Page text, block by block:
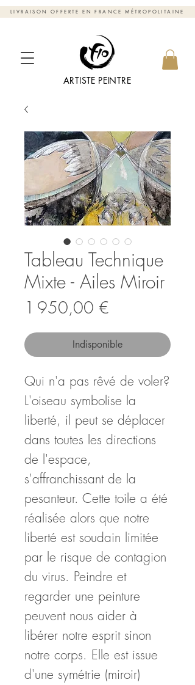
ARTISTE PEINTRE
LIVRAISON OFFERTE EN FRANCE MÉTROPOLITAINE
Tableau Technique
Mixte - Ailes Miroir
1 950,00 €
Indisponible
Qui n'a pas rêvé de voler?
L'oiseau symbolise la
liberté, il peut se déplacer
dans toutes les directions
de l'espace,
s'affranchissant de la
pesanteur. Cette toile a été
réalisée alors que notre
liberté est soudain limitée
par le risque de contagion
du virus. Peindre et
regarder une peinture
peuvent nous aider à
libérer notre esprit sinon
notre corps. Elle est issue
d'une symétrie (miroir)